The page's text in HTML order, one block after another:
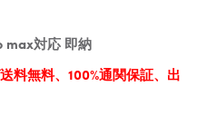
max対応 即納
料無料、100%通関保証、出